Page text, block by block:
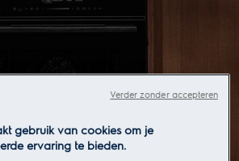
gebruik van cookies om je
ervaring te bieden.
Verder zonder accepteren